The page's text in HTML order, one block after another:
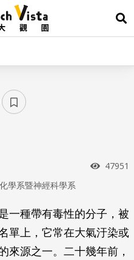
展
瀏覽次
47951
學系暨神經科學系
一種帶有毒性的分子，被
單上，它常在大氣汙染或
來源之一。二十幾年前，